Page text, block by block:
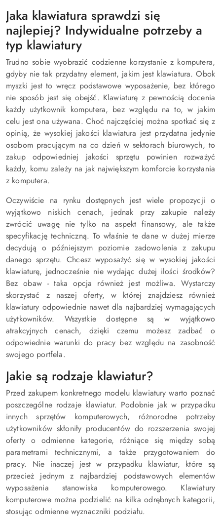
Jaka klawiatura sprawdzi się
najlepiej? Indywidualne potrzeby a
typ klawiatury
Trudno sobie wyobrazić codzienne korzystanie z komputera,
gdyby nie tak przydatny element, jakim jest klawiatura. Obok
myszki jest to wręcz podstawowe wyposażenie, bez którego
nie sposób jest się obejść. Klawiaturę z pewnością docenia
każdy użytkownik komputera, bez względu na to, w jakim
celu jest ona używana. Choć najczęściej można spotkać się z
opinią, że wysokiej jakości klawiatura jest przydatna jedynie
osobom pracującym na co dzień w sektorach biurowych, to
zakup odpowiedniej jakości sprzętu powinien rozważyć
każdy, komu zależy na jak największym komforcie korzystania
z komputera.
Oczywiście na rynku dostępnych jest wiele propozycji o
wyjątkowo niskich cenach, jednak przy zakupie należy
zwrócić uwagę nie tylko na aspekt finansowy, ale także
specyfikację techniczną. To właśnie te dane w dużej mierze
decydują o późniejszym poziomie zadowolenia z zakupu
danego sprzętu. Chcesz wyposażyć się w wysokiej jakości
klawiaturę, jednocześnie nie wydając dużej ilości środków?
Bez obaw - taka opcja również jest możliwa. Wystarczy
skorzystać z naszej oferty, w której znajdziesz również
klawiatury odpowiednie nawet dla najbardziej wymagających
użytkowników. Wszystkie dostępne są w wyjątkowo
atrakcyjnych cenach, dzięki czemu możesz zadbać o
odpowiednie warunki do pracy bez względu na zasobność
swojego portfela.
Jakie są rodzaje klawiatur?
Przed zakupem konkretnego modelu klawiatury warto poznać
poszczególne rodzaje klawiatur. Podobnie jak w przypadku
innych sprzętów komputerowych, różnorodne potrzeby
użytkowników skłoniły producentów do rozszerzenia swojej
oferty o odmienne kategorie, różniące się między sobą
parametrami technicznymi, a także przygotowaniem do
pracy. Nie inaczej jest w przypadku klawiatur, które są
przecież jednym z najbardziej podstawowych elementów
wyposażenia stanowiska komputerowego. Klawiatury
komputerowe można podzielić na kilka odrębnych kategorii,
stosując odmienne wyznaczniki podziału.